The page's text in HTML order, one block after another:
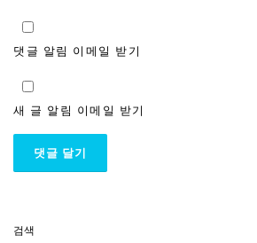
댓글 알림 이메일 받기
새 글 알림 이메일 받기
검색